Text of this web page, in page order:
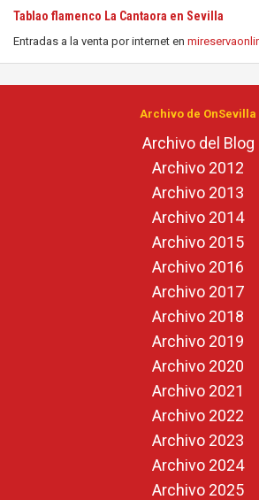
Tablao flamenco La Cantaora en Sevilla
Entradas a la venta por internet en
Archivo de OnSevilla
Archivo del Blog
Archivo 2012
Archivo 2013
Archivo 2014
Archivo 2015
Archivo 2016
Archivo 2017
Archivo 2018
Archivo 2019
Archivo 2020
Archivo 2021
Archivo 2022
Archivo 2023
Archivo 2024
Archivo 2025